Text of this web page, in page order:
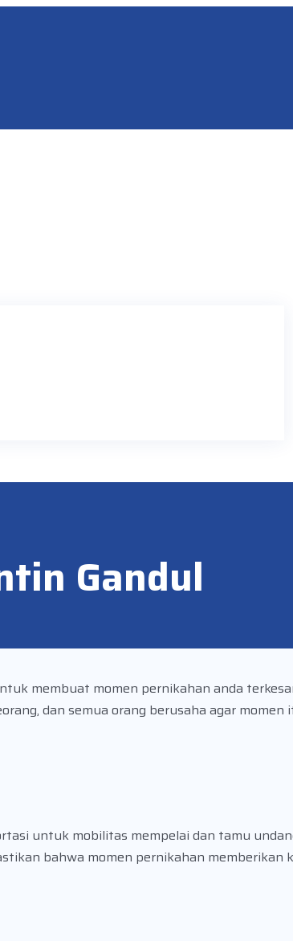
Gandul
membuat momen pernikahan anda
dan semua orang berusaha agar
untuk mobilitas mempelai dan tamu
bahwa momen pernikahan memberikan